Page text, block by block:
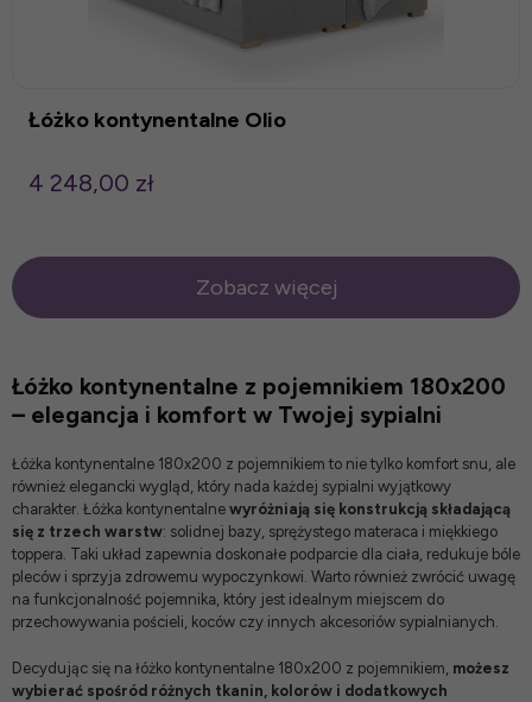
Łóżko kontynentalne Olio
4 248,00 zł
Zobacz więcej
Łóżko kontynentalne z pojemnikiem 180x200
– elegancja i komfort w Twojej sypialni
Łóżka kontynentalne 180x200 z pojemnikiem to nie tylko komfort snu, ale
również elegancki wygląd, który nada każdej sypialni wyjątkowy
charakter. Łóżka kontynentalne wyróżniają się konstrukcją składającą
się z trzech warstw: solidnej bazy, sprężystego materaca i miękkiego
toppera. Taki układ zapewnia doskonałe podparcie dla ciała, redukuje bóle
pleców i sprzyja zdrowemu wypoczynkowi. Warto również zwrócić uwagę
na funkcjonalność pojemnika, który jest idealnym miejscem do
przechowywania pościeli, koców czy innych akcesoriów sypialnianych.
Decydując się na łóżko kontynentalne 180x200 z pojemnikiem, możesz
wybierać spośród różnych tkanin, kolorów i dodatkowych